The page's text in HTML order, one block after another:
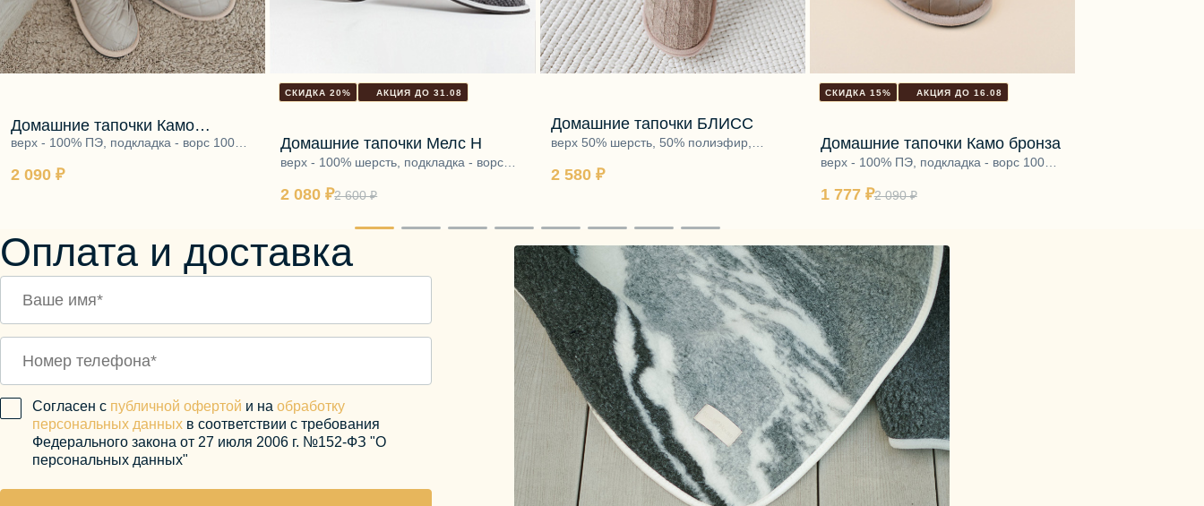
2 090 ₽
Домашние тапочки Камо
бежевый
верх - 100% ПЭ, подкладка - ворс 100%
СКИДКА 20% АКЦИЯ ДО 31.08
2 080 ₽2 600 ₽
Домашние тапочки Мелс Н
верх - 100% шерсть, подкладка - ворс
2 580 ₽
Домашние тапочки БЛИСС
верх 50% шерсть, 50% полиэфир,
- ЭВА
СКИДКА 15% АКЦИЯ ДО 16.08
1 777 ₽2 090 ₽
Домашние тапочки Камо бронза
верх - 100% ПЭ, подкладка - ворс 100%
Оплата и доставка
Согласен с публичной офертой и на обработку
персональных данных в соответствии с требования
Федерального закона от 27 июля 2006 г. №152-ФЗ "О
персональных данных"